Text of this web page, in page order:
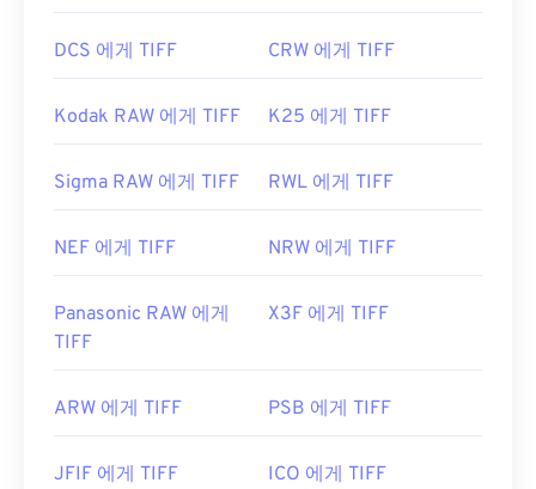
DCS 에게 TIFF CRW 에게 TIFF
Kodak RAW 에게 TIFF K25 에게 TIFF
Sigma RAW 에게 TIFF RWL 에게 TIFF
NEF 에게 TIFF NRW 에게 TIFF
Panasonic RAW 에게
TIFF
X3F 에게 TIFF
ARW 에게 TIFF PSB 에게 TIFF
JFIF 에게 TIFF ICO 에게 TIFF